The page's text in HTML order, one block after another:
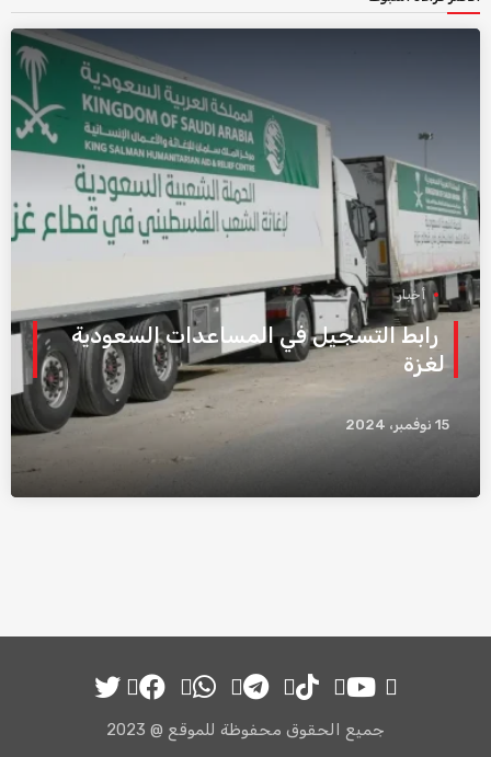
أخبار
رابط التسجيل في المساعدات السعودية
لغزة
15 نوفمبر، 2024
جميع ‎الحقوق محفوظة للموقع @ ‎‎2023